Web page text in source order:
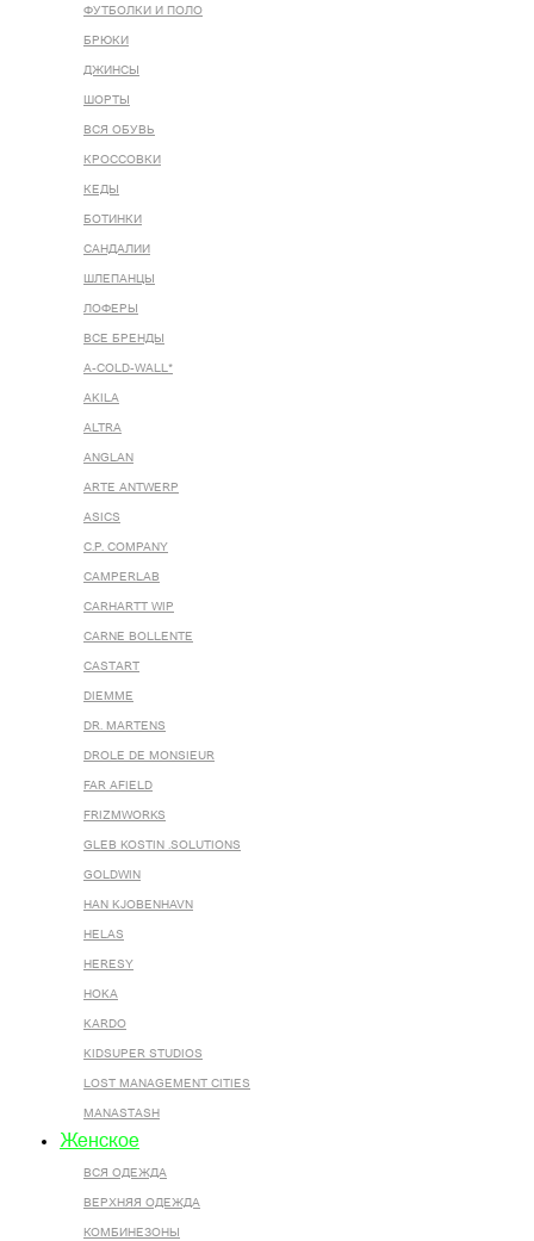
ФУТБОЛКИ И ПОЛО
БРЮКИ
ДЖИНСЫ
ШОРТЫ
ВСЯ ОБУВЬ
КРОССОВКИ
КЕДЫ
БОТИНКИ
САНДАЛИИ
ШЛЕПАНЦЫ
ЛОФЕРЫ
ВСЕ БРЕНДЫ
A-COLD-WALL*
AKILA
ALTRA
ANGLAN
ARTE ANTWERP
ASICS
C.P. COMPANY
CAMPERLAB
CARHARTT WIP
CARNE BOLLENTE
CASTART
DIEMME
DR. MARTENS
DROLE DE MONSIEUR
FAR AFIELD
FRIZMWORKS
GLEB KOSTIN .SOLUTIONS
GOLDWIN
HAN KJOBENHAVN
HELAS
HERESY
HOKA
KARDO
KIDSUPER STUDIOS
LOST MANAGEMENT CITIES
MANASTASH
Женское
ВСЯ ОДЕЖДА
ВЕРХНЯЯ ОДЕЖДА
КОМБИНЕЗОНЫ